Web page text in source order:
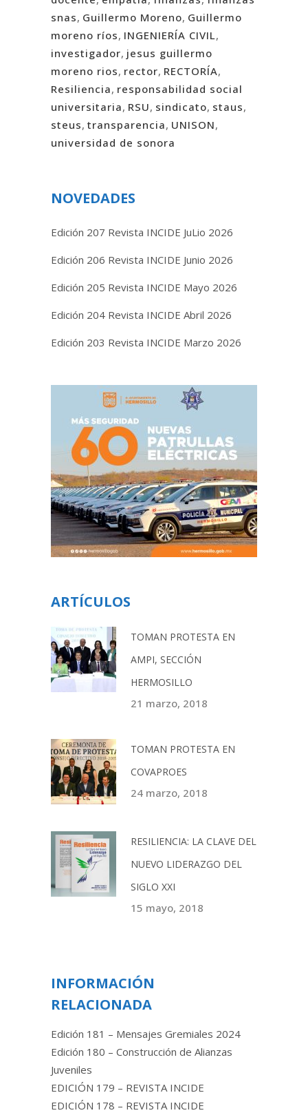
snas, Guillermo Moreno, Guillermo
moreno ríos, INGENIERÍA CIVIL,
investigador, jesus guillermo
moreno rios, rector, RECTORÍA,
Resiliencia, responsabilidad social
universitaria, RSU, sindicato, staus,
steus, transparencia, UNISON,
universidad de sonora
NOVEDADES
Edición 207 Revista INCIDE JuLio 2026
Edición 206 Revista INCIDE Junio 2026
Edición 205 Revista INCIDE Mayo 2026
Edición 204 Revista INCIDE Abril 2026
Edición 203 Revista INCIDE Marzo 2026
ARTÍCULOS
TOMAN PROTESTA EN
AMPI, SECCIÓN
HERMOSILLO
21 marzo, 2018
TOMAN PROTESTA EN
COVAPROES
24 marzo, 2018
RESILIENCIA: LA CLAVE DEL
NUEVO LIDERAZGO DEL
SIGLO XXI
15 mayo, 2018
INFORMACIÓN
RELACIONADA
Edición 181 – Mensajes Gremiales 2024
Edición 180 – Construcción de Alianzas
Juveniles
EDICIÓN 179 – REVISTA INCIDE
EDICIÓN 178 – REVISTA INCIDE